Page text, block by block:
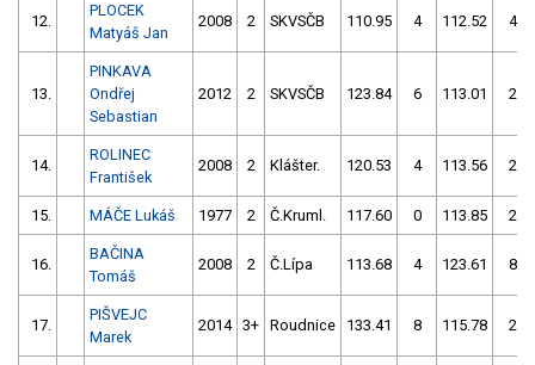
12.
PLOCEK
Matyáš Jan
2008 2 SKVSČB 110.95 4 112.52 4
13.
PINKAVA
Ondřej
Sebastian
2012 2 SKVSČB 123.84 6 113.01 2
14.
ROLINEC
František
2008 2 Klášter. 120.53 4 113.56 2
15. MÁČE Lukáš 1977 2 Č.Kruml. 117.60 0 113.85 2
16.
BAČINA
Tomáš
2008 2 Č.Lípa 113.68 4 123.61 8
17.
PIŠVEJC
Marek
2014 3+ Roudnice 133.41 8 115.78 2